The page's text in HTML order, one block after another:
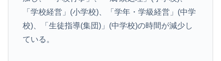
「学校経営」(小学校)、「学年・学級経営」(中学
校)、「生徒指導(集団)」(中学校)の時間が減少し
ている。